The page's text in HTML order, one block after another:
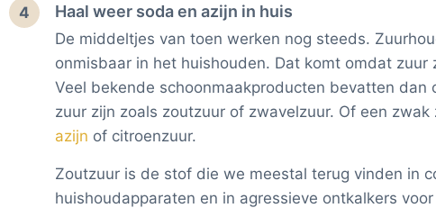
4 Haal weer soda en azijn in huis
De middeltjes van toen werken nog steeds.
onmisbaar in het huishouden. Dat komt omdat zuur
Veel bekende schoonmaakproducten bevatten dan
zuur zijn zoals zoutzuur of zwavelzuur. Of een zwak
azijn of citroenzuur.
Zoutzuur is de stof die we meestal terug vinden in
huishoudapparaten en in agressieve ontkalkers